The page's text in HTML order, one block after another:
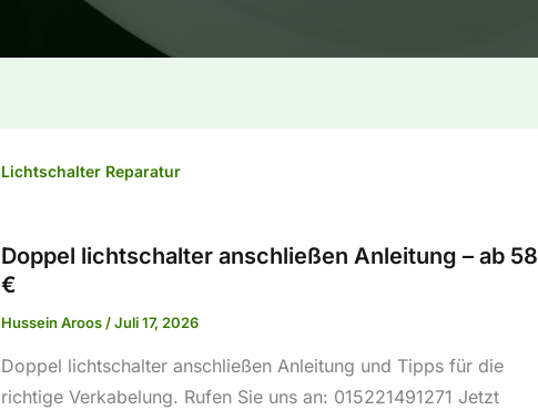
Lichtschalter Reparatur
Doppel lichtschalter anschließen Anleitung – ab 58
€
Hussein Aroos /Juli 17, 2026
Doppel lichtschalter anschließen Anleitung und Tipps für die
richtige Verkabelung. Rufen Sie uns an: 015221491271 Jetzt